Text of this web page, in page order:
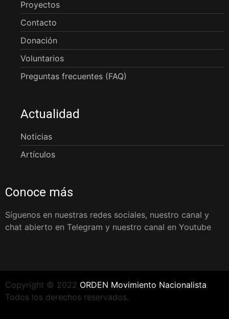
Proyectos
Contacto
Donación
Voluntarios
Preguntas frecuentes (FAQ)
Actualidad
Noticias
Artículos
Conoce más
Síguenos en nuestras redes sociales, nuestro canal y
chat abierto en Telegram y nuestro canal en Youtube
Copyright © 2022 ORDEN Movimiento Nacionalista.
Todos los derechos reservados.